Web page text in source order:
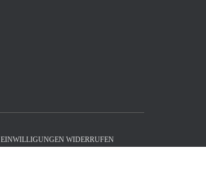
EINWILLIGUNGEN WIDERRUFEN